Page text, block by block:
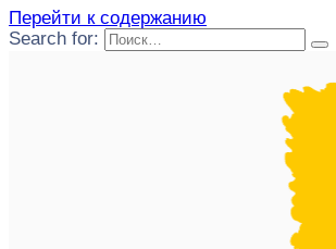
Перейти к содержанию
Search for: